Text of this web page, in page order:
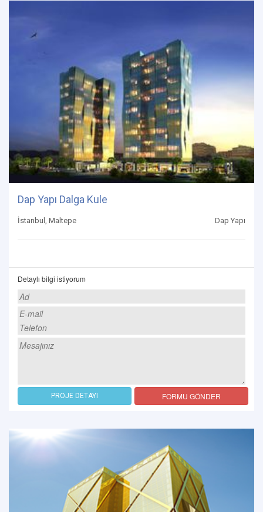
Dap Yapı Dalga Kule
İstanbul, Maltepe Dap Yapı
Detaylı bilgi istiyorum
PROJE DETAYI FORMU GÖNDER